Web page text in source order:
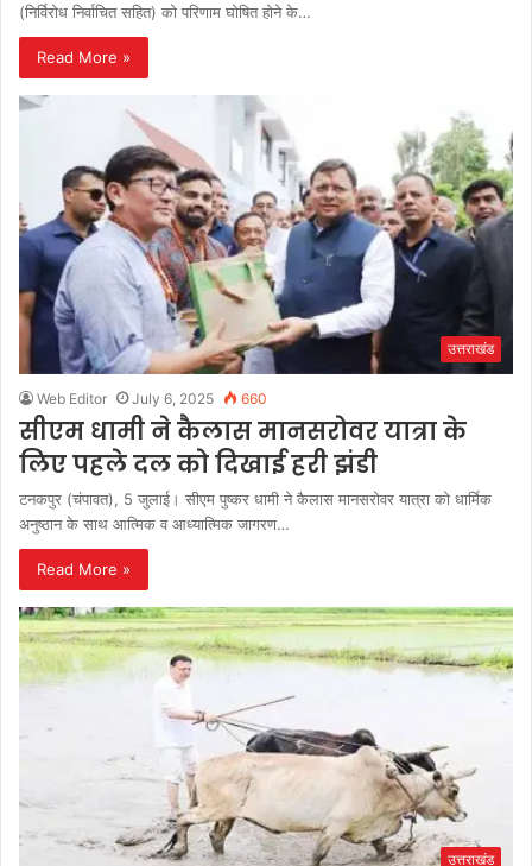
(निर्विरोध निर्वाचित सहित) को परिणाम घोषित होने के…
Read More »
उत्तराखंड
Web Editor July 6, 2025 660
सीएम धामी ने कैलास मानसरोवर यात्रा के
लिए पहले दल को दिखाई हरी झंडी
टनकपुर (चंपावत), 5 जुलाई। सीएम पुष्कर धामी ने कैलास मानसरोवर यात्रा को धार्मिक
अनुष्ठान के साथ आत्मिक व आध्यात्मिक जागरण…
Read More »
उत्तराखंड